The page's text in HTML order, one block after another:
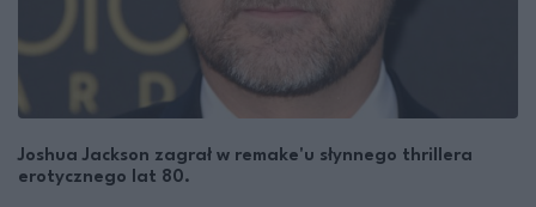
Joshua Jackson zagrał w remake'u słynnego thrillera
erotycznego lat 80.